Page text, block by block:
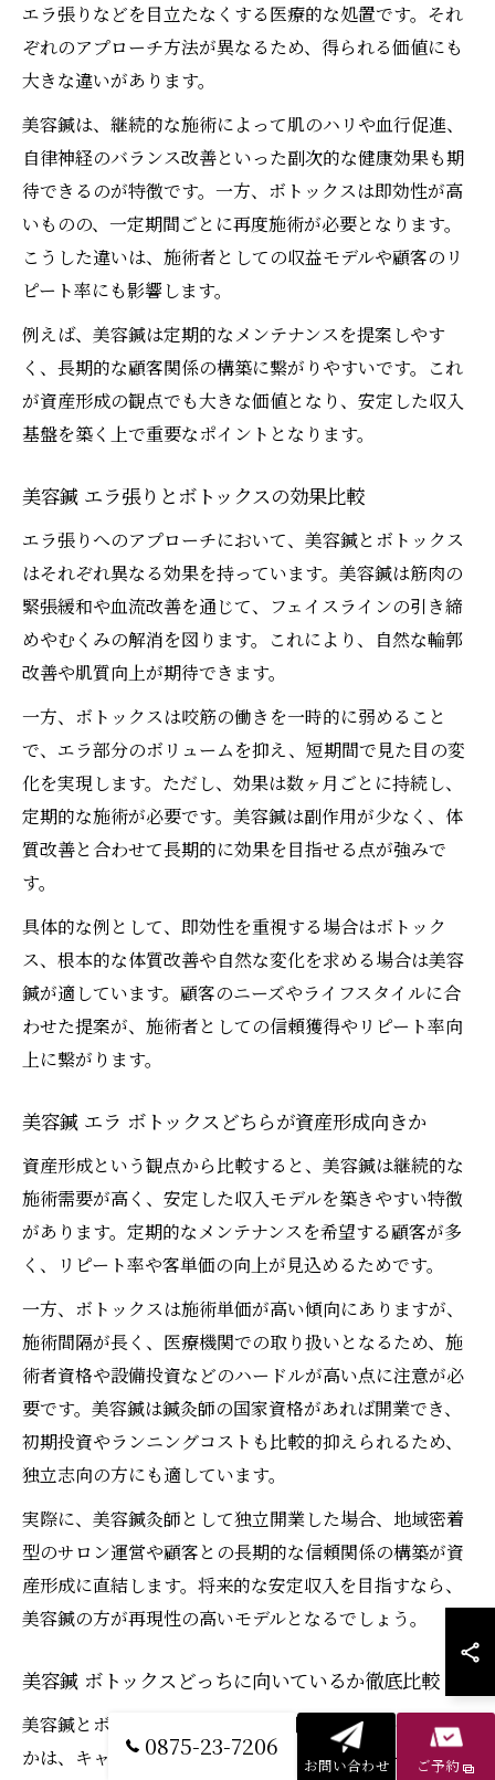
エラ張りなどを目立たなくする医療的な処置です。それ
ぞれのアプローチ方法が異なるため、得られる価値にも
大きな違いがあります。
美容鍼は、継続的な施術によって肌のハリや血行促進、
自律神経のバランス改善といった副次的な健康効果も期
待できるのが特徴です。一方、ボトックスは即効性が高
いものの、一定期間ごとに再度施術が必要となります。
こうした違いは、施術者としての収益モデルや顧客のリ
ピート率にも影響します。
例えば、美容鍼は定期的なメンテナンスを提案しやす
く、長期的な顧客関係の構築に繋がりやすいです。これ
が資産形成の観点でも大きな価値となり、安定した収入
基盤を築く上で重要なポイントとなります。
美容鍼 エラ張りとボトックスの効果比較
エラ張りへのアプローチにおいて、美容鍼とボトックス
はそれぞれ異なる効果を持っています。美容鍼は筋肉の
緊張緩和や血流改善を通じて、フェイスラインの引き締
めやむくみの解消を図ります。これにより、自然な輪郭
改善や肌質向上が期待できます。
一方、ボトックスは咬筋の働きを一時的に弱めること
で、エラ部分のボリュームを抑え、短期間で見た目の変
化を実現します。ただし、効果は数ヶ月ごとに持続し、
定期的な施術が必要です。美容鍼は副作用が少なく、体
質改善と合わせて長期的に効果を目指せる点が強みで
す。
具体的な例として、即効性を重視する場合はボトック
ス、根本的な体質改善や自然な変化を求める場合は美容
鍼が適しています。顧客のニーズやライフスタイルに合
わせた提案が、施術者としての信頼獲得やリピート率向
上に繋がります。
美容鍼 エラ ボトックスどちらが資産形成向きか
資産形成という観点から比較すると、美容鍼は継続的な
施術需要が高く、安定した収入モデルを築きやすい特徴
があります。定期的なメンテナンスを希望する顧客が多
く、リピート率や客単価の向上が見込めるためです。
一方、ボトックスは施術単価が高い傾向にありますが、
施術間隔が長く、医療機関での取り扱いとなるため、施
術者資格や設備投資などのハードルが高い点に注意が必
要です。美容鍼は鍼灸師の国家資格があれば開業でき、
初期投資やランニングコストも比較的抑えられるため、
独立志向の方にも適しています。
実際に、美容鍼灸師として独立開業した場合、地域密着
型のサロン運営や顧客との長期的な信頼関係の構築が資
産形成に直結します。将来的な安定収入を目指すなら、
美容鍼の方が再現性の高いモデルとなるでしょう。
美容鍼 ボトックスどっちに向いているか徹底比較
美容鍼とボトックス、どちらの施術が自分に合っている
かは、キャリアの志向性や働き方、目指す収入モデルに
0875-23-7206
お問い合わせ ご予約